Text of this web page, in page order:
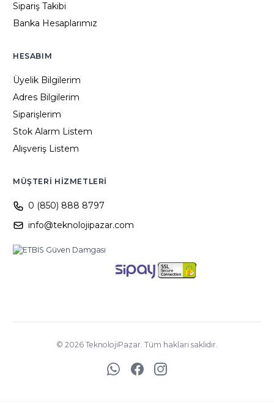
Sipariş Takibi
Banka Hesaplarımız
HESABIM
Üyelik Bilgilerim
Adres Bilgilerim
Siparişlerim
Stok Alarm Listem
Alışveriş Listem
MÜŞTERI HIZMETLERI
0 (850) 888 8797
info@teknolojipazar.com
© 2026 TeknolojiPazar. Tüm hakları saklıdır.